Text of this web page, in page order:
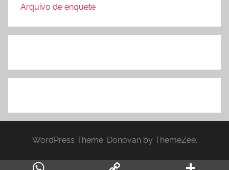
Arquivo de enquete
WordPress Theme: Donovan by ThemeZee.